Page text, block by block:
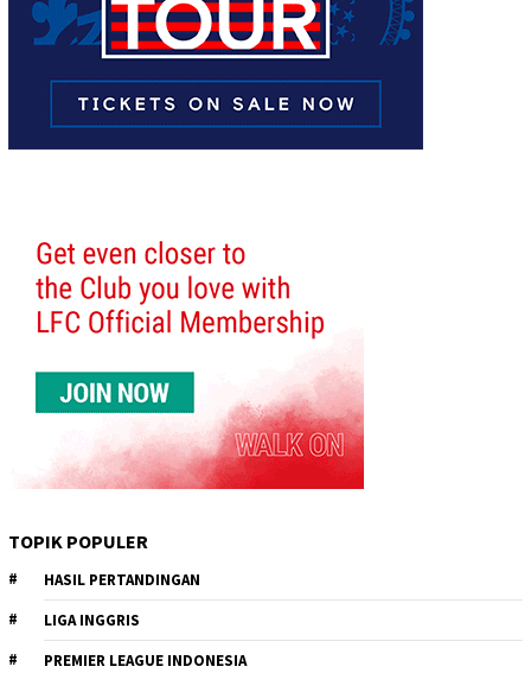
TOPIK POPULER
HASIL PERTANDINGAN
LIGA INGGRIS
PREMIER LEAGUE INDONESIA